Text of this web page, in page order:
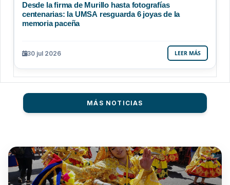
Desde la firma de Murillo hasta fotografías
centenarias: la UMSA resguarda 6 joyas de la
memoria paceña
30 jul 2026 LEER MÁS
MÁS NOTICIAS